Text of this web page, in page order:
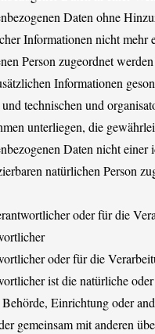
Daten ohne
Informationen nicht mehr
Person zugeordnet
Informationen
technischen und
unterliegen, die
Daten nicht
natürlichen Person
oder für die
oder für die
ist die natürliche
Behörde, Einrichtung oder
gemeinsam mit anderen